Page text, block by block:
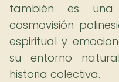
también es
cosmovisión
espiritual y
su entorno
historia colectiva.